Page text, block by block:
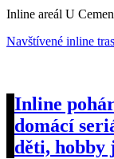
Inline areál U
Navštívené inline
Inline
domácí
děti, hobby